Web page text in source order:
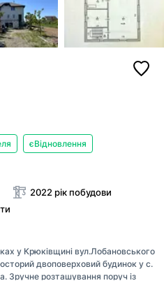
єВідновлення
2022 рік побудови
у Крюківщині вул.Лобановського
двоповерховий будинок у с.
Зручне розташування поруч із